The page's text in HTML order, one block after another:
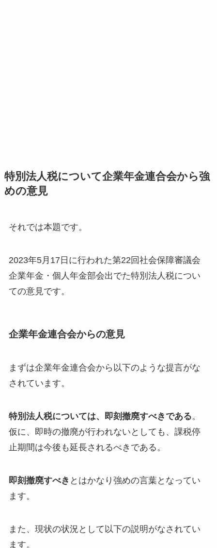
特別法人税について企業年金連合会から強
めの意見
それでは本題です。
2023年5月17日に行われた第22回社会保障審議会
企業年金・個人年金部会出でた特別法人税につい
ての意見です。
企業年金連合会からの意見
まずは企業年金連合会から以下のような提言がな
されています。
特別法人税については、即刻撤廃すべきである。
仮に、即時の撤廃が行われないとしても、課税停
止期間は今後も延長されるべきである。
即刻撤廃すべき とはかなり強めの言葉となってい
ます。
また、現状の状況として以下の説明がなされてい
ます。